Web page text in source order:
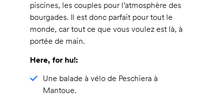
piscines, les couples pour l’atmosphère des
bourgades. Il est donc parfait pour tout le
monde, car tout ce que vous voulez est là, à
portée de main.
Here, for hu!:
Une balade à vélo de Peschiera à
Mantoue.